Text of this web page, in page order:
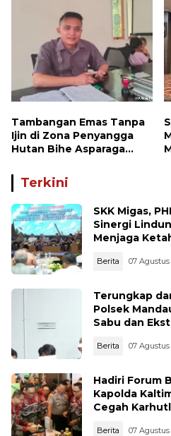
Tambangan Emas Tanpa
Ijin di Zona Penyangga
Hutan Bihe Asparaga
Keruh dan Wisata
Terancam
Terkini
SKK Migas,
Sinergi
Menjaga
Berita 07 Agustus
Terungkap
Polsek
Sabu dan
Berita 07 Agustus
Hadiri Forum
Kapolda
Cegah
Berita 07 Agustus